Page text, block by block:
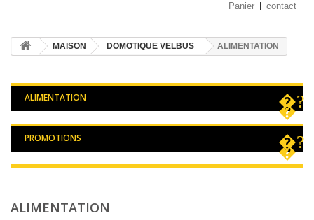
Panier contact
MAISON DOMOTIQUE VELBUS ALIMENTATION
ALIMENTATION
PROMOTIONS
ALIMENTATION